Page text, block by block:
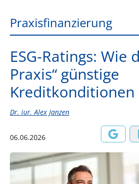
Praxisfinanzierung
ESG-Ratings: Wie
Praxis“ günstige
Kreditkonditionen
Dr. iur. Alex Janzen
06.06.2026